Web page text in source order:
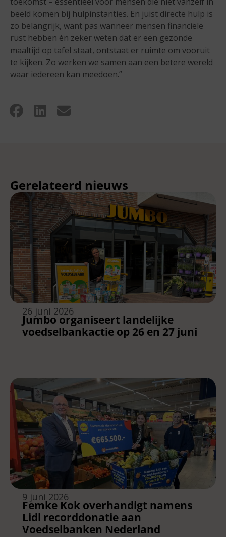
beeld komen bij hulpinstanties. En juist directe hulp is
zo belangrijk, want pas wanneer mensen financiële
rust hebben én zeker weten dat er een gezonde
maaltijd op tafel staat, ontstaat er ruimte om vooruit
te kijken. Zo werken we samen aan een betere wereld
waar iedereen kan meedoen.”
Gerelateerd nieuws
26 juni 2026
Jumbo organiseert landelijke
voedselbankactie op 26 en 27 juni
9 juni 2026
Femke Kok overhandigt namens
Lidl recorddonatie aan
Voedselbanken Nederland